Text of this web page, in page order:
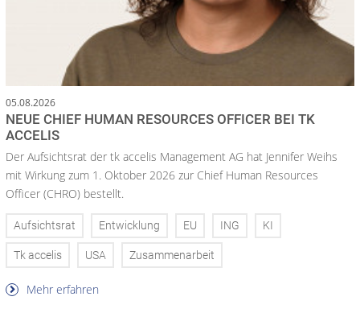
05.08.2026
NEUE CHIEF HUMAN RESOURCES OFFICER BEI TK
ACCELIS
Der Aufsichtsrat der tk accelis Management AG hat Jennifer Weihs
mit Wirkung zum 1. Oktober 2026 zur Chief Human Resources
Officer (CHRO) bestellt.
Aufsichtsrat Entwicklung EU ING KI
Tk accelis USA Zusammenarbeit
Mehr erfahren